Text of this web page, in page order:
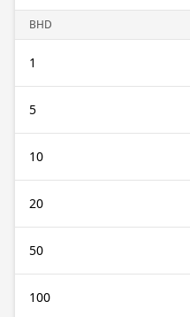
BHD
1
5
10
20
50
100